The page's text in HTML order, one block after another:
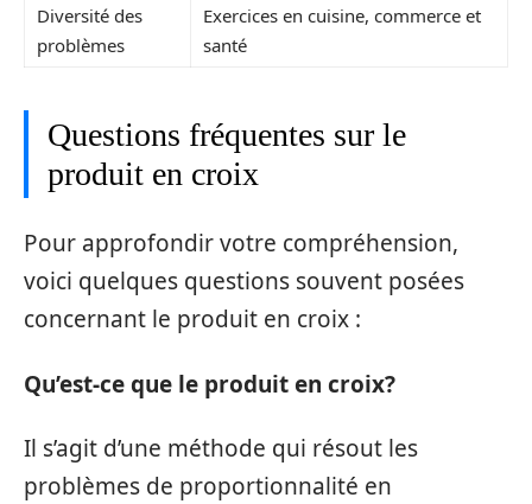
Diversité des
problèmes
Exercices en cuisine, commerce et
santé
Questions fréquentes sur le
produit en croix
Pour approfondir votre compréhension,
voici quelques questions souvent posées
concernant le produit en croix :
Qu’est-ce que le produit en croix?
Il s’agit d’une méthode qui résout les
problèmes de proportionnalité en